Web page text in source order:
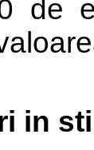
de
in